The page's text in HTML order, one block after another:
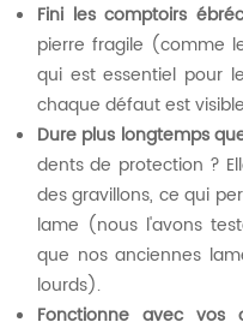
Fini les comptoirs
pierre fragile (comme
qui est essentiel pour
chaque défaut est
​Dure plus longtemps
dents de protection ?
des gravillons, ce qui
lame (nous l'avons
que nos anciennes
lourds).
Fonctionne avec vos